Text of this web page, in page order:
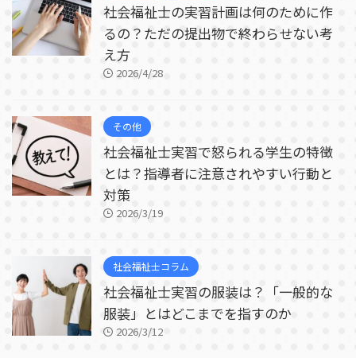
社会福祉士の実習計画は何のために作
るの？ただの提出物で終わらせない考
え方
2026/4/28
その他
社会福祉士実習で怒られる学生の特徴
とは？指導者に注意されやすい行動と
対策
2026/3/19
社会福祉士コラム
社会福祉士実習の服装は？「一般的な
服装」とはどこまでを指すのか
2026/3/12